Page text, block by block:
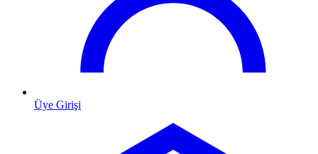
Üye Girişi